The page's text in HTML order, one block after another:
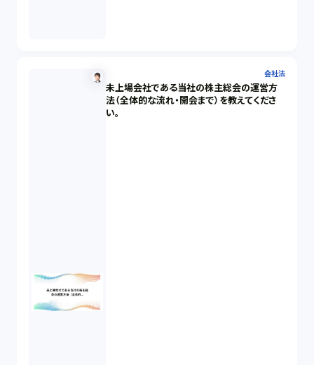
会社法
未上場会社である当社の株主総会の運営方
法（全体的な流れ・開会まで）を教えてくださ
い。